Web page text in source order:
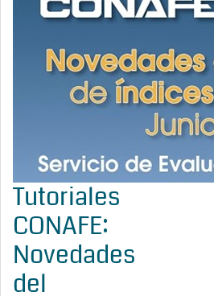
Tutoriales
CONAFE:
Novedades
del